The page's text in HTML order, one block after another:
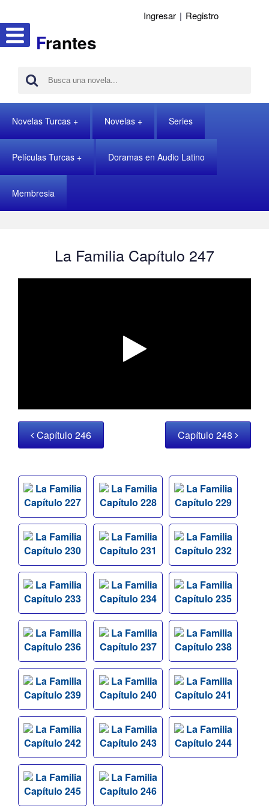
Frantes
Ingresar | Registro
Novelas Turcas Novelas Series
Películas Turcas Doramas en Audio Latino
Membresia
La Familia Capítulo 247
Capítulo 246 Capítulo 248
La Familia
Capítulo 227
La Familia
Capítulo 228
La Familia
Capítulo 229
La Familia
Capítulo 230
La Familia
Capítulo 231
La Familia
Capítulo 232
La Familia
Capítulo 233
La Familia
Capítulo 234
La Familia
Capítulo 235
La Familia
Capítulo 236
La Familia
Capítulo 237
La Familia
Capítulo 238
La Familia
Capítulo 239
La Familia
Capítulo 240
La Familia
Capítulo 241
La Familia
Capítulo 242
La Familia
Capítulo 243
La Familia
Capítulo 244
La Familia
Capítulo 245
La Familia
Capítulo 246